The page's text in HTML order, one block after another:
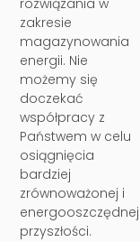
rozwiązania w
zakresie
magazynowania
energii. Nie
możemy się
doczekać
współpracy z
Państwem w celu
osiągnięcia
bardziej
zrównoważonej i
energooszczędnej
przyszłości.